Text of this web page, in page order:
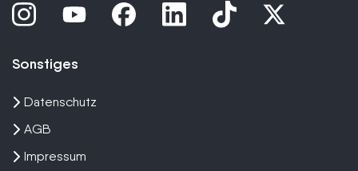
Sonstiges
Datenschutz
AGB
Impressum